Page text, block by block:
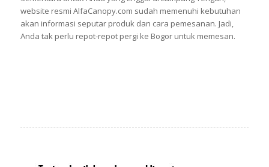
website resmi AlfaCanopy.com sudah memenuhi kebutuhan
akan informasi seputar produk dan cara pemesanan. Jadi,
Anda tak perlu repot-repot pergi ke Bogor untuk memesan.